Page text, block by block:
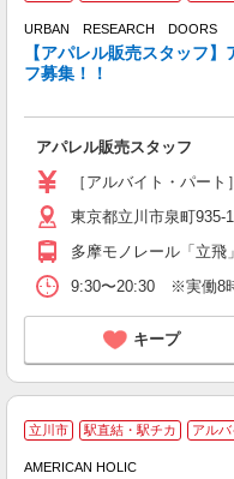
URBAN RESEARCH DOORS
【アパレル販売スタッフ
フ募集！！
アパレル販売スタッフ
［アルバイト・パー
東京都立川市泉町
多摩モノレール「立飛
9:30〜20:30 ※実働8時
キープ
立川市 駅直結・駅チカ アルバ
AMERICAN HOLIC